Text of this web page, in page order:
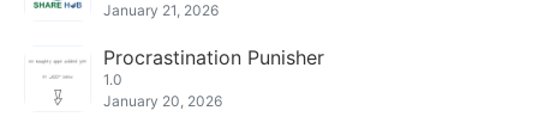
January 21, 2026
Procrastination Punisher
1.0
January 20, 2026